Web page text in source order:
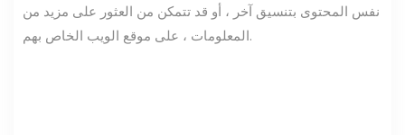
نفس المحتوى بتنسيق آخر ، أو قد تتمكن من العثور على مزيد من
المعلومات ، على موقع الويب الخاص بهم.